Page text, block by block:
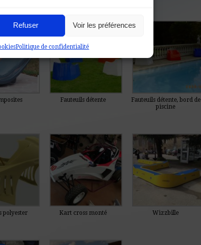
Refuser Voir les préférences
Politique de confidentialité
Fauteuils détente
Fauteuils détente, bord de
piscine
polyester Kart cross monté Wizzbille